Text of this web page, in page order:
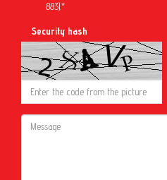
883).*
Security hash